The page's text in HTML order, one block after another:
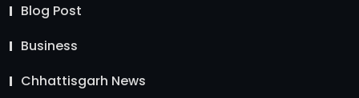
Blog Post
Business
Chhattisgarh News